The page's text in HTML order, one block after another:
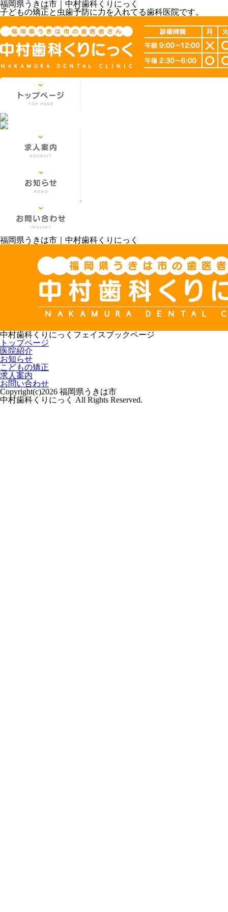
福岡県うきは市｜中村歯科くりにっく
子どもの矯正と虫歯予防に力を入れてる歯科医院です。
福岡県うきは市｜中村歯科くりにっく
中村歯科くりにっくフェイスブックページ
トップページ
医院紹介
お知らせ
こどもの矯正
求人案内
お問い合わせ
Copyright(c)2026 福岡県うきは市
中村歯科くりにっく All Rights Reserved.